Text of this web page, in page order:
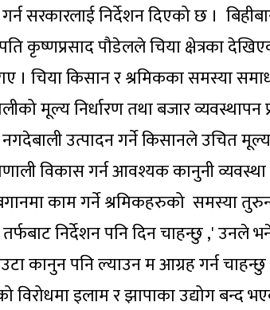
सरकारलाई निर्देशन दिएको छ ।
कृष्णप्रसाद पौडेलले चिया क्षेत्रका
। चिया किसान र श्रमिकका समस्या
मूल्य निर्धारण तथा बजार व्यवस्थापन
उत्पादन गर्ने किसानले उचित मूल्य
विकास गर्न आवश्यक कानुनी
काम गर्ने श्रमिकहरुको समस्या
निर्देशन पनि दिन चाहन्छु ,' उनले
कानुन पनि ल्याउन म आग्रह गर्न चाहन्छु
विरोधमा इलाम र झापाका उद्योग बन्द